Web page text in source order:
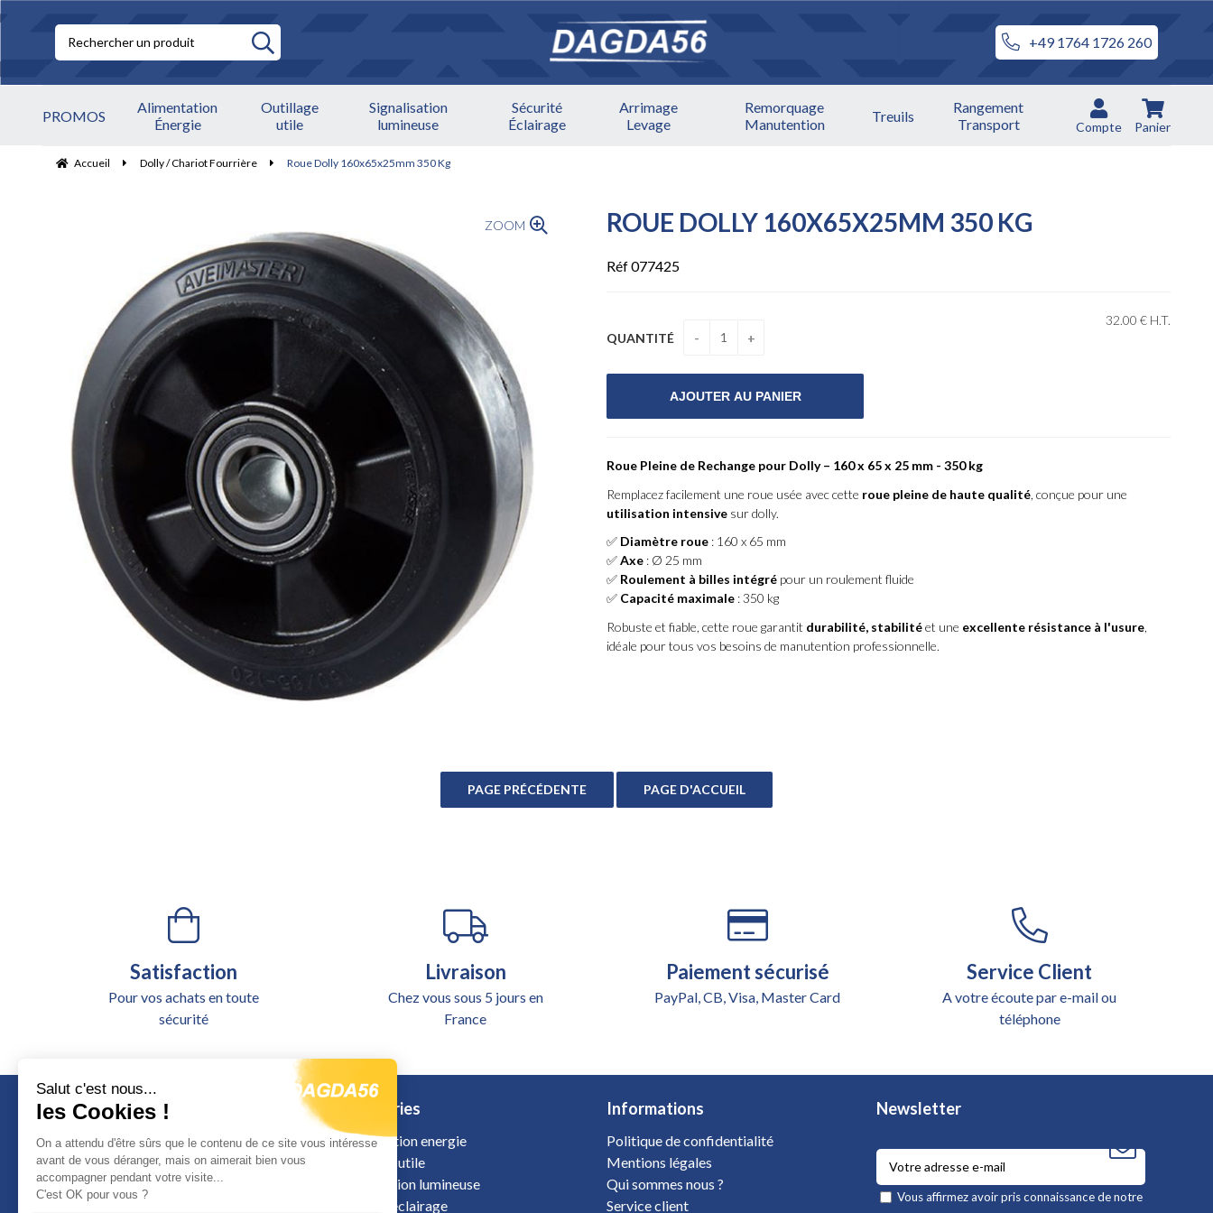
+49 1764 1726 260
PROMOS
Alimentation
Énergie
Outillage
utile
Signalisation
lumineuse
Sécurité
Éclairage
Arrimage
Levage
Remorquage
Manutention
Treuils
Rangement
Transport
Compte Panier
Accueil Dolly / Chariot Fourrière Roue Dolly 160x65x25mm 350 Kg
ZOOM ROUE DOLLY 160X65X25MM 350 KG
Réf 077425
32.00 € H.T.
QUANTITÉ
Roue Pleine de Rechange pour Dolly – 160 x 65 x 25 mm - 350 kg
Remplacez facilement une roue usée avec cette roue pleine de haute qualité, conçue pour une
utilisation intensive sur dolly.
✅ Diamètre roue : 160 x 65 mm
✅Axe : Ø 25 mm
✅ Roulement à billes intégré pour un roulement fluide
✅ Capacité maximale : 350 kg
Robuste et fiable, cette roue garantit durabilité, stabilitéet une excellente résistance à l'usure,
idéale pour tous vos besoins de manutention professionnelle.
Satisfaction
Pour vos achats en toute
sécurité
Livraison
Chez vous sous 5 jours en
France
Paiement sécurisé
PayPal, CB, Visa, Master Card
Service Client
A votre écoute par e-mail ou
téléphone
Calle de Colombia
Catégories
Alimentation energie
Outillage utile
Signalisation lumineuse
Sécurité éclairage
Informations
Politique de confidentialité
Mentions légales
Qui sommes nous ?
Service client
Newsletter
Vous affirmez avoir pris connaissance de notre
Salut c'est nous...
les Cookies !
On a attendu d'être sûrs que le contenu de ce site vous intéresse
avant de vous déranger, mais on aimerait bien vous
accompagner pendant votre visite...
C'est OK pour vous ?